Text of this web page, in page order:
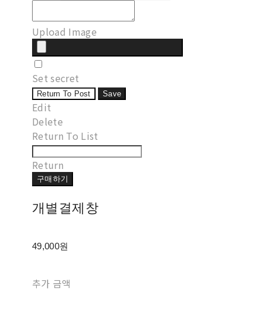
Upload Image
Set secret
Return To Post Save
Edit
Delete
Return To List
Return
구매하기
개별결제창
49,000원
추가 금액